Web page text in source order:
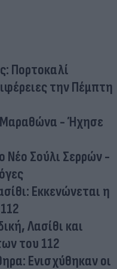
Πορτοκαλί
την Πέμπτη
- Ήχησε
Νέο Σούλι Σερρών -
Εκκενώνεται η
Λασίθι και
του 112
Ενισχύθηκαν οι